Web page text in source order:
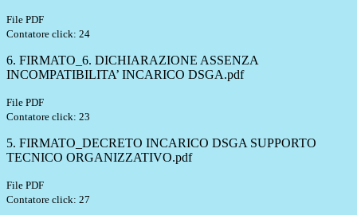
File PDF
Contatore click: 24
6. FIRMATO_6. DICHIARAZIONE ASSENZA
INCOMPATIBILITA’ INCARICO DSGA.pdf
File PDF
Contatore click: 23
5. FIRMATO_DECRETO INCARICO DSGA SUPPORTO
TECNICO ORGANIZZATIVO.pdf
File PDF
Contatore click: 27